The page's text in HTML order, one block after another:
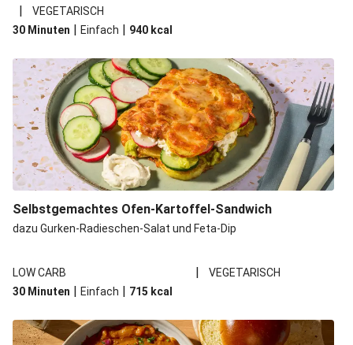
|
VEGETARISCH
30 Minuten | Einfach | 940 kcal
Selbstgemachtes Ofen-Kartoffel-Sandwich
dazu Gurken-Radieschen-Salat und Feta-Dip
LOW CARB |
VEGETARISCH
30 Minuten | Einfach | 715 kcal